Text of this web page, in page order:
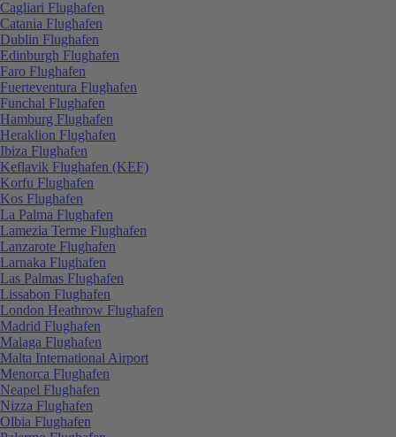
Cagliari Flughafen
Catania Flughafen
Dublin Flughafen
Edinburgh Flughafen
Faro Flughafen
Fuerteventura Flughafen
Funchal Flughafen
Hamburg Flughafen
Heraklion Flughafen
Ibiza Flughafen
Keflavik Flughafen (KEF)
Korfu Flughafen
Kos Flughafen
La Palma Flughafen
Lamezia Terme Flughafen
Lanzarote Flughafen
Larnaka Flughafen
Las Palmas Flughafen
Lissabon Flughafen
London Heathrow Flughafen
Madrid Flughafen
Malaga Flughafen
Malta International Airport
Menorca Flughafen
Neapel Flughafen
Nizza Flughafen
Olbia Flughafen